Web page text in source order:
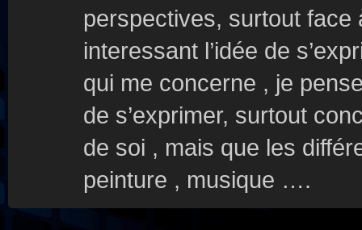
perspectives, surtout face
interessant l’idée de
qui me concerne , je
de s’exprimer, surtout
de soi , mais que les
peinture , musique ….